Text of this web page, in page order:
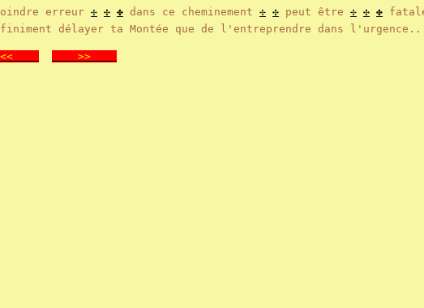
erreur ✢ ✣ ✤ dans ce cheminement ✢ ✣ peut être ✢ ✣ ✤
délayer ta Montée que de l'entreprendre dans
>>